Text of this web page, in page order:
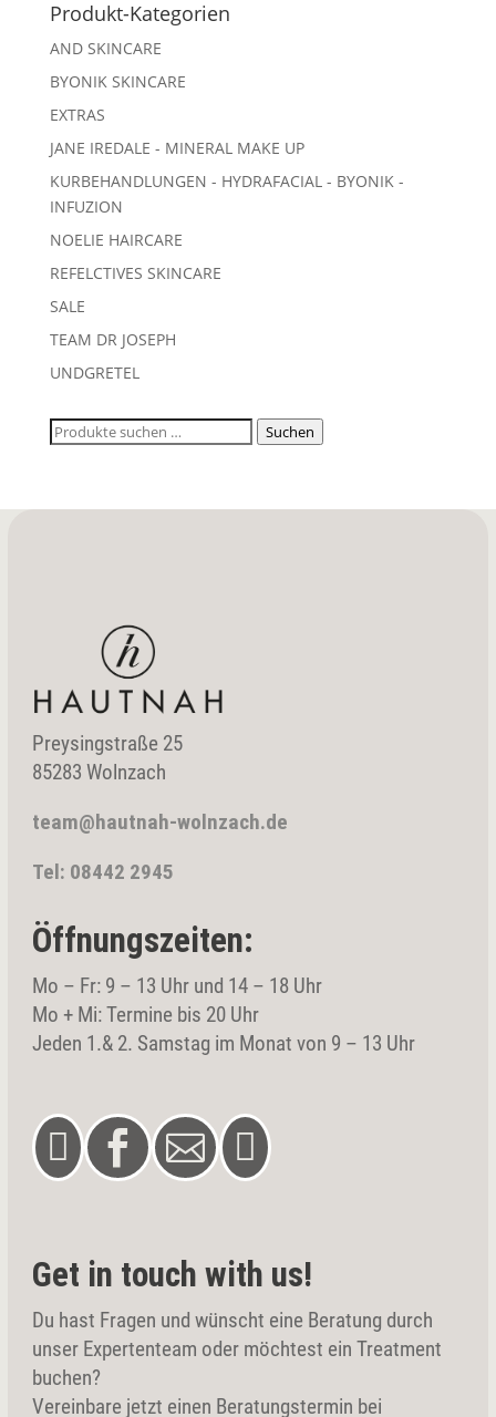
Produkt-Kategorien
AND SKINCARE
BYONIK SKINCARE
EXTRAS
JANE IREDALE - MINERAL MAKE UP
KURBEHANDLUNGEN - HYDRAFACIAL - BYONIK -
INFUZION
NOELIE HAIRCARE
REFELCTIVES SKINCARE
SALE
TEAM DR JOSEPH
UNDGRETEL
Suchen
Suchen
Preysingstraße 25
85283 Wolnzach
team@hautnah-wolnzach.de
Tel: 08442 2945
Öffnungszeiten:
Mo – Fr: 9 – 13 Uhr und 14 – 18 Uhr
Mo + Mi: Termine bis 20 Uhr
Jeden 1.& 2. Samstag im Monat von 9 – 13 Uhr
   
Get in touch with us!
Du hast Fragen und wünscht eine Beratung durch
unser Expertenteam oder möchtest ein Treatment
buchen?
Vereinbare jetzt einen Beratungstermin bei